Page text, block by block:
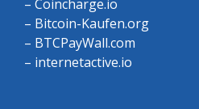
– Coincharge.io
– Bitcoin-Kaufen.org
– BTCPayWall.com
– internetactive.io